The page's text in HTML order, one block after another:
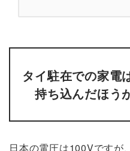
タイ駐在での家電
持ち込んだほう
日本の電圧は100Vですが